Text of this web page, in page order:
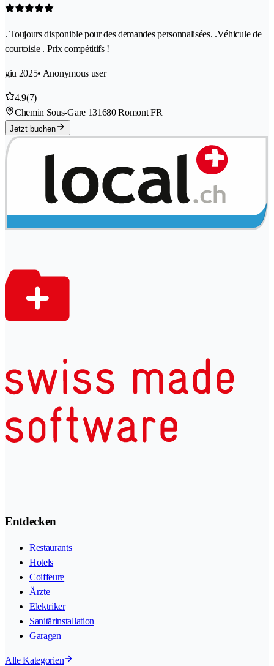
. Toujours disponible pour des demandes personnalisées. .Véhicule de
courtoisie . Prix compétitifs !
giu 2025• Anonymous user
4.9(7)
Chemin Sous-Gare 131680 Romont FR
Jetzt buchen
Entdecken
Restaurants
Hotels
Coiffeure
Ärzte
Elektriker
Sanitärinstallation
Garagen
Alle Kategorien